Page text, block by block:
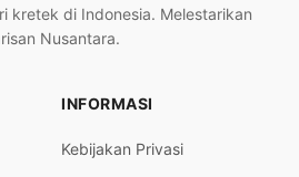
kretek di Indonesia. Melestarikan
Nusantara.
INFORMASI
Kebijakan Privasi